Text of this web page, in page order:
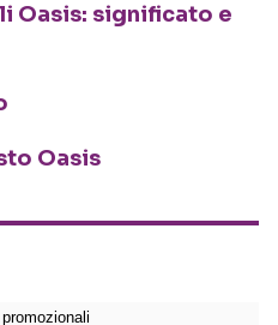
Oasis: significato e
Oasis